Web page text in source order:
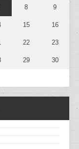
8 9
15 16
22 23
29 30